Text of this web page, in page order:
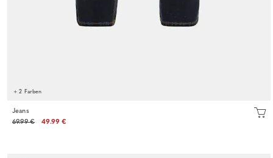
+ 2 Farben
Jeans
69.99 €
49.99 €